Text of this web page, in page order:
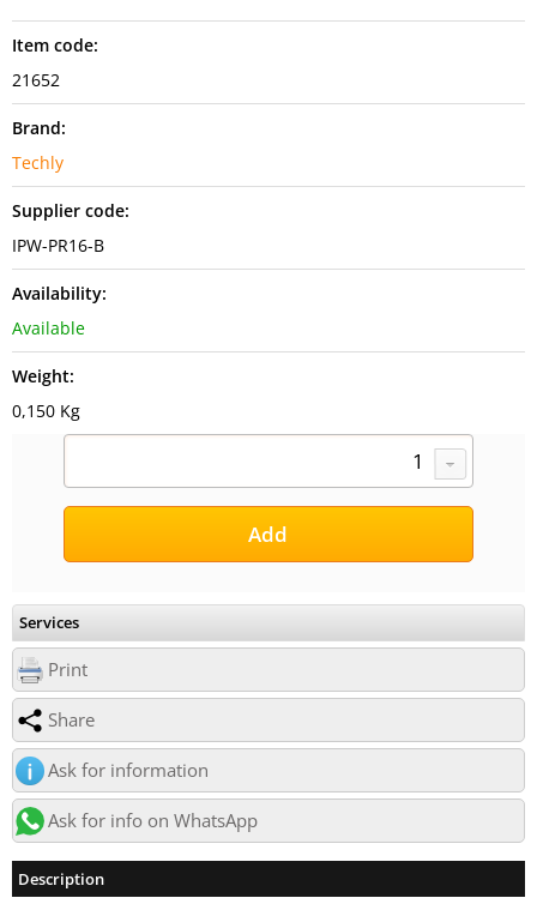
Item code:
21652
Brand:
Techly
Supplier code:
IPW-PR16-B
Availability:
Available
Weight:
0,150 Kg
Services
Print
Share
Ask for information
Ask for info on WhatsApp
Description